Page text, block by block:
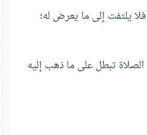
يلتفت إلى ما يعرض له؛
تبطل على ما ذهب إليه